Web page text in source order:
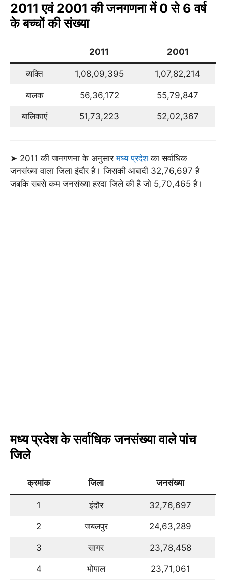
2011 एवं 2001 की जनगणना में 0 से 6 वर्ष
के बच्चों की संख्या
2011 2001
व्यक्ति 1,08,09,395 1,07,82,214
बालक 56,36,172 55,79,847
बालिकाएं 51,73,223 52,02,367
➤ 2011 की जनगणना के अनुसारमध्य प्रदेशका सर्वाधिक
जनसंख्या वाला जिला इंदौर है। जिसकी आबादी 32,76,697 है
जबकि सबसे कम जनसंख्या हरदा जिले की है जो 5,70,465 है।
मध्य प्रदेश के सर्वाधिक जनसंख्या वाले पांच
जिले
क्रमांक जिला जनसंख्या
1 इंदौर 32,76,697
2 जबलपुर 24,63,289
3 सागर 23,78,458
4 भोपाल 23,71,061